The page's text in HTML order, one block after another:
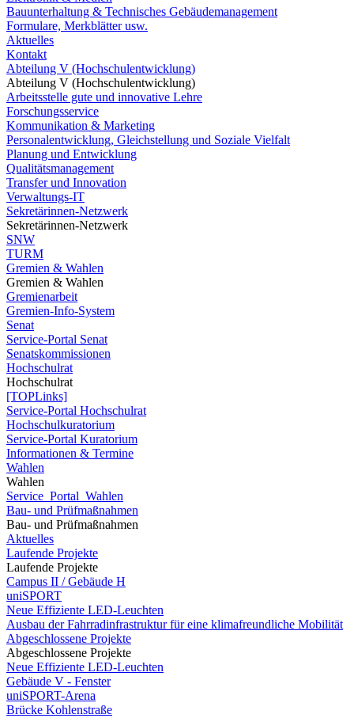
Bauunterhaltung & Technisches Gebäudemanagement
Formulare, Merkblätter usw.
Aktuelles
Kontakt
Abteilung V (Hochschulentwicklung)
Abteilung V (Hochschulentwicklung)
Arbeitsstelle gute und innovative Lehre
Forschungsservice
Kommunikation & Marketing
Personalentwicklung, Gleichstellung und Soziale Vielfalt
Planung und Entwicklung
Qualitätsmanagement
Transfer und Innovation
Verwaltungs-IT
Sekretärinnen-Netzwerk
Sekretärinnen-Netzwerk
SNW
TURM
Gremien & Wahlen
Gremien & Wahlen
Gremienarbeit
Gremien-Info-System
Senat
Service-Portal Senat
Senatskommissionen
Hochschulrat
Hochschulrat
[TOPLinks]
Service-Portal Hochschulrat
Hochschulkuratorium
Service-Portal Kuratorium
Informationen & Termine
Wahlen
Wahlen
Service_Portal_Wahlen
Bau- und Prüfmaßnahmen
Bau- und Prüfmaßnahmen
Aktuelles
Laufende Projekte
Laufende Projekte
Campus II / Gebäude H
uniSPORT
Neue Effiziente LED-Leuchten
Ausbau der Fahrradinfrastruktur für eine klimafreundliche Mobilität
Abgeschlossene Projekte
Abgeschlossene Projekte
Neue Effiziente LED-Leuchten
Gebäude V - Fenster
uniSPORT-Arena
Brücke Kohlenstraße